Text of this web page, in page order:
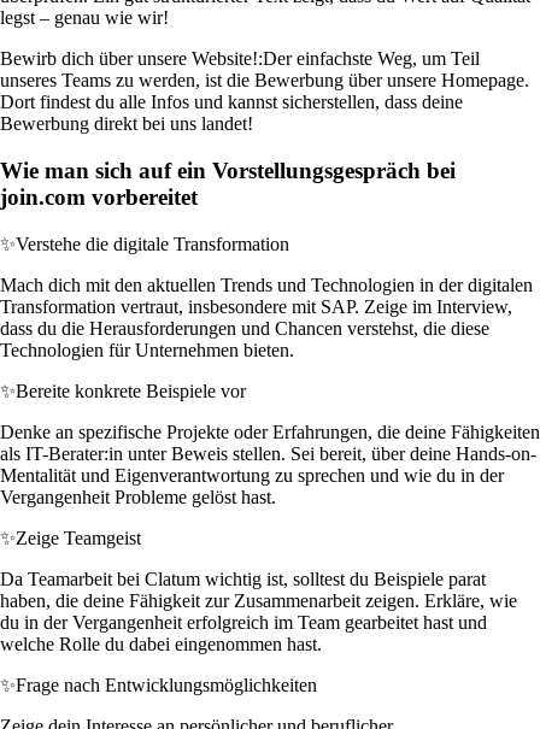
legst – genau wie wir!
Bewirb dich über unsere Website!:Der einfachste Weg, um Teil
unseres Teams zu werden, ist die Bewerbung über unsere Homepage.
Dort findest du alle Infos und kannst sicherstellen, dass deine
Bewerbung direkt bei uns landet!
Wie man sich auf ein Vorstellungsgespräch bei
join.com vorbereitet
✨Verstehe die digitale Transformation
Mach dich mit den aktuellen Trends und Technologien in der digitalen
Transformation vertraut, insbesondere mit SAP. Zeige im Interview,
dass du die Herausforderungen und Chancen verstehst, die diese
Technologien für Unternehmen bieten.
✨Bereite konkrete Beispiele vor
Denke an spezifische Projekte oder Erfahrungen, die deine Fähigkeiten
als IT-Berater:in unter Beweis stellen. Sei bereit, über deine Hands-on-
Mentalität und Eigenverantwortung zu sprechen und wie du in der
Vergangenheit Probleme gelöst hast.
✨Zeige Teamgeist
Da Teamarbeit bei Clatum wichtig ist, solltest du Beispiele parat
haben, die deine Fähigkeit zur Zusammenarbeit zeigen. Erkläre, wie
du in der Vergangenheit erfolgreich im Team gearbeitet hast und
welche Rolle du dabei eingenommen hast.
✨Frage nach Entwicklungsmöglichkeiten